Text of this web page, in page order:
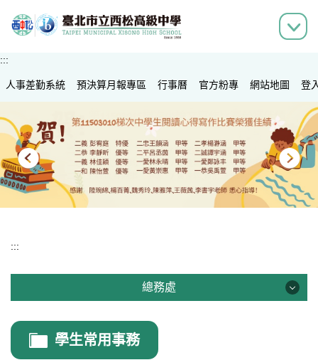
到
容
區
:::
人事差勤系統 預決算月報專區 行事曆 官方粉專 網站地圖 登
:::
總務處
總務處
學生常用事務